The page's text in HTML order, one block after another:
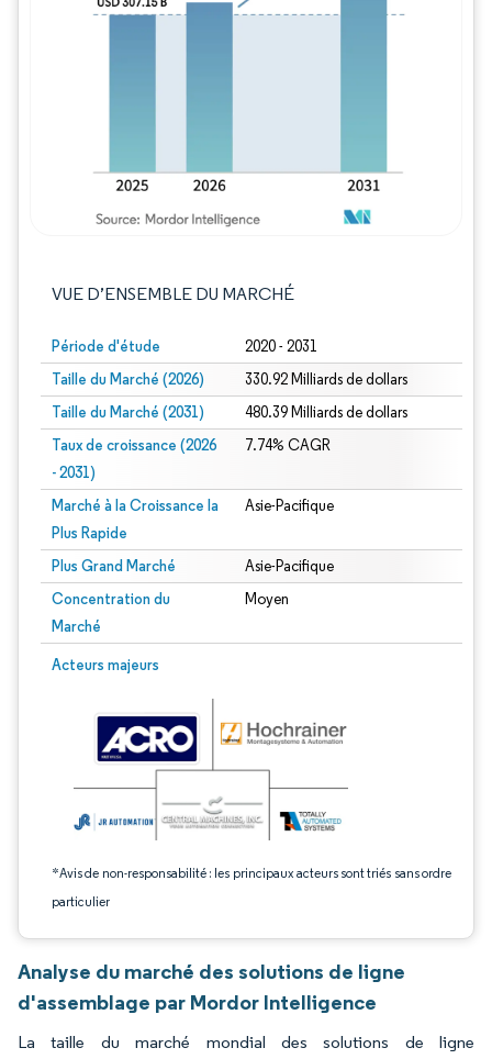
VUE D’ENSEMBLE DU MARCHÉ
Période d'étude 2020 - 2031
Taille du Marché (2026) 330.92 Milliards de dollars
Taille du Marché (2031) 480.39 Milliards de dollars
Taux de croissance (2026
- 2031)
7.74% CAGR
Marché à la Croissance la
Plus Rapide
Asie-Pacifique
Plus Grand Marché Asie-Pacifique
Concentration du
Marché
Moyen
Acteurs majeurs
*Avis de non-responsabilité : les principaux acteurs sont triés sans ordre
particulier
Image © Mordor Intelligence. La réutilisation nécessite une attribution sous CC
Analyse du marché des solutions de ligne
d'assemblage par Mordor Intelligence
La taille du marché mondial des solutions de ligne